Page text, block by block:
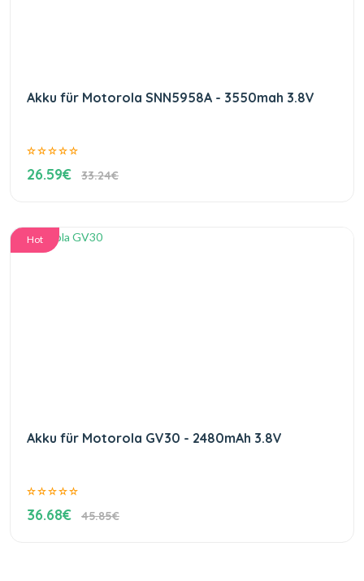
Akku für Motorola SNN5958A - 3550mah 3.8V
26.59€ 33.24€
Hot
Akku für Motorola GV30 - 2480mAh 3.8V
36.68€ 45.85€